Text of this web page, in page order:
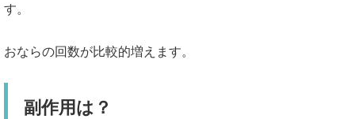
す。
おならの回数が比較的増えます。
副作用は？